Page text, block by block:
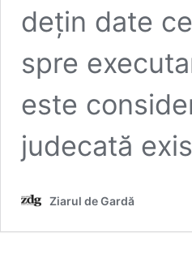
dețin date
spre
este
judecată
Ziarul de Gardă